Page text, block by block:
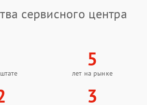
сервисного центра
5
лет на рынке
3